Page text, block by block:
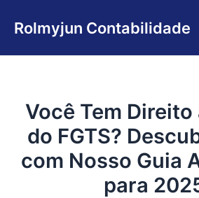
para
conteúdo
Rolmyjun Contabilidade
Você Tem Direito
do FGTS?
com Nosso Guia
para